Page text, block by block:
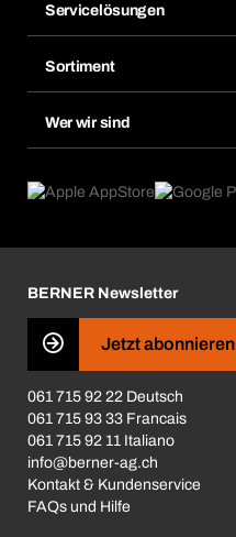
Merklisten
Nachbestellung
Dauerauftrag
Servicelösungen
Gefahrenstoffdatenbank
eProcurement
Produktfinder
Sortiment
Wer wir sind
Was uns antreibt
Business Conduct
BERNER Newsletter
Jetzt abonnieren
061 715 92 22 Deutsch
061 715 93 33 Francais
061 715 92 11 Italiano
info@berner-ag.ch
Kontakt & Kundenservice
FAQs und Hilfe